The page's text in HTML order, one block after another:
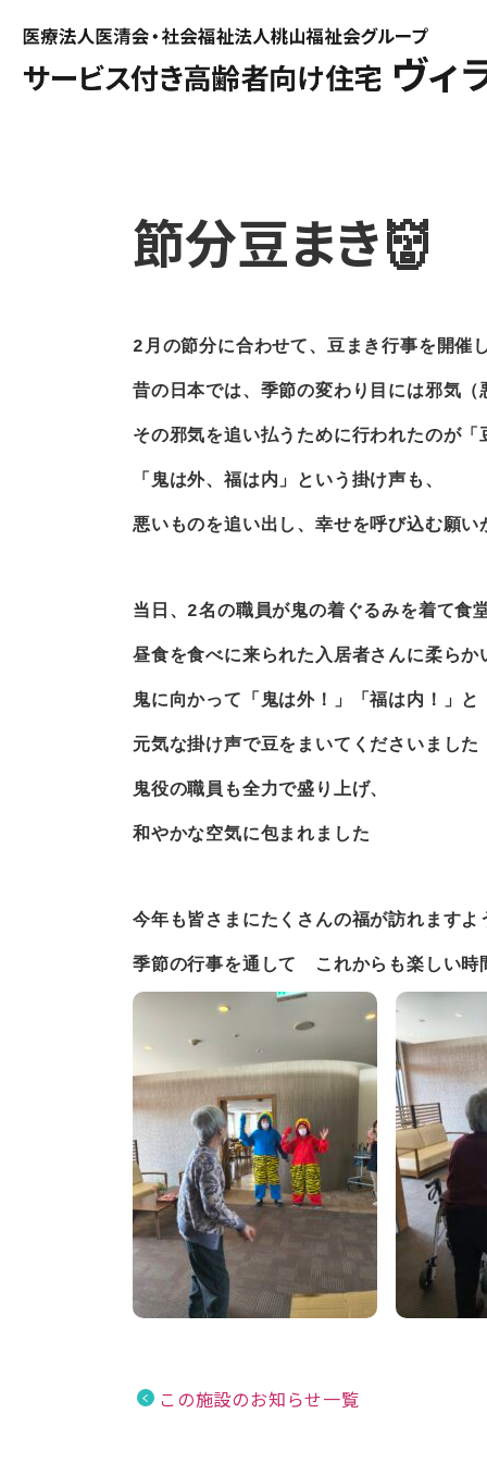
節分豆まき👹
2月の節分に合わせて、豆まき行事を開催
昔の日本では、季節の変わり目には邪気
その邪気を追い払うために行われたのが「
「鬼は外、福は内」という掛け声も、
悪いものを追い出し、幸せを呼び込む願い
当日、2名の職員が鬼の着ぐるみを着て食
昼食を食べに来られた入居者さんに柔ら
鬼に向かって「鬼は外！」「福は内！」と
元気な掛け声で豆をまいてくださいました
鬼役の職員も全力で盛り上げ、
和やかな空気に包まれました
今年も皆さまにたくさんの福が訪れます
季節の行事を通して これからも楽しい時
この施設のお知らせ一覧